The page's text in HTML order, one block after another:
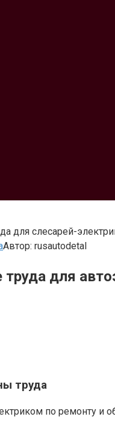
для слесарей-
Автор: rusautodetal
труда для
труда
по ремонту